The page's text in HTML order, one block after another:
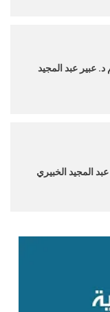
عبير عبد المجيد
المجيد الخبيري